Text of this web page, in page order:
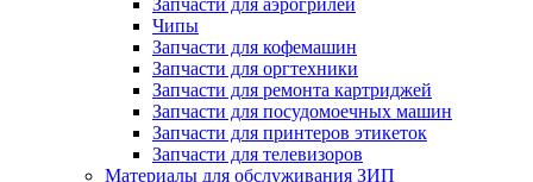
Запчасти для аэрогрилей
Чипы
Запчасти для кофемашин
Запчасти для оргтехники
Запчасти для ремонта картриджей
Запчасти для посудомоечных машин
Запчасти для принтеров этикеток
Запчасти для телевизоров
Материалы для обслуживания ЗИП